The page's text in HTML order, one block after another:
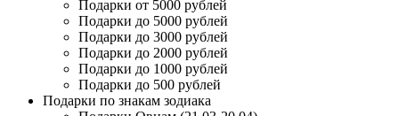
Подарки от 5000 рублей
Подарки до 5000 рублей
Подарки до 3000 рублей
Подарки до 2000 рублей
Подарки до 1000 рублей
Подарки до 500 рублей
Подарки по знакам зодиака